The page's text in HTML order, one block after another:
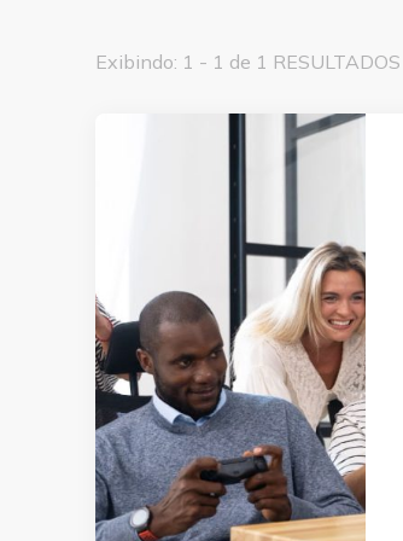
Exibindo: 1 - 1 de 1 RESULTADOS